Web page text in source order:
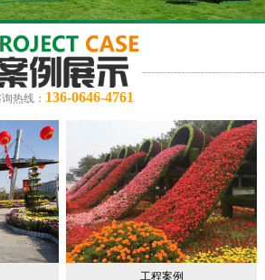
热线： 136-0646-4761
工程案例